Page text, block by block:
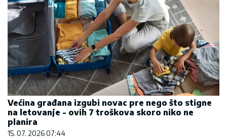
Većina građana izgubi novac pre nego što stigne
na letovanje - ovih 7 troškova skoro niko ne
planira
15. 07. 2026 07:44